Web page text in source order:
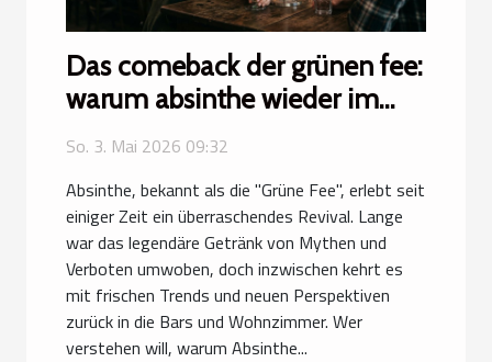
Das comeback der grünen fee:
warum absinthe wieder im
So. 3. Mai 2026 09:32
Absinthe, bekannt als die "Grüne Fee", erlebt seit
einiger Zeit ein überraschendes Revival. Lange
war das legendäre Getränk von Mythen und
Verboten umwoben, doch inzwischen kehrt es
mit frischen Trends und neuen Perspektiven
zurück in die Bars und Wohnzimmer. Wer
verstehen will, warum Absinthe...